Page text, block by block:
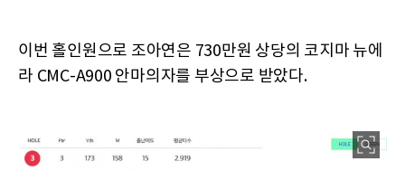
이번 홀인원으로 조아연은 730만원 상당의 코지마 뉴에
라 CMC-A900 안마의자를 부상으로 받았다.